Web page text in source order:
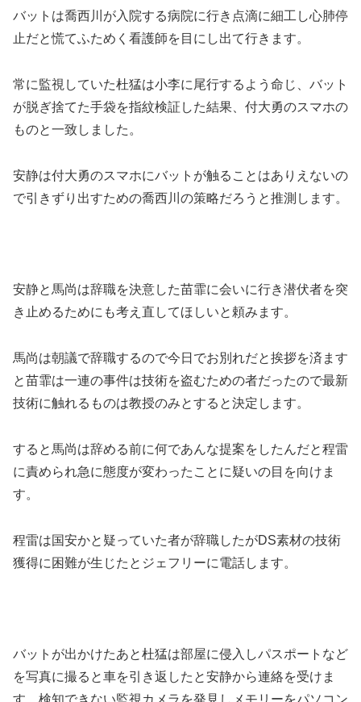
バットは喬西川が入院する病院に行き点滴に細工し心肺停
止だと慌てふためく看護師を目にし出て行きます。
常に監視していた杜猛は小李に尾行するよう命じ、バット
が脱ぎ捨てた手袋を指紋検証した結果、付大勇のスマホの
ものと一致しました。
安静は付大勇のスマホにバットが触ることはありえないの
で引きずり出すための喬西川の策略だろうと推測します。
安静と馬尚は辞職を決意した苗霏に会いに行き潜伏者を突
き止めるためにも考え直してほしいと頼みます。
馬尚は朝議で辞職するので今日でお別れだと挨拶を済ます
と苗霏は一連の事件は技術を盗むための者だったので最新
技術に触れるものは教授のみとすると決定します。
すると馬尚は辞める前に何であんな提案をしたんだと程雷
に責められ急に態度が変わったことに疑いの目を向けま
す。
程雷は国安かと疑っていた者が辞職したがDS素材の技術
獲得に困難が生じたとジェフリーに電話します。
バットが出かけたあと杜猛は部屋に侵入しパスポートなど
を写真に撮ると車を引き返したと安静から連絡を受けま